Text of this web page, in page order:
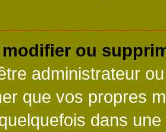
ou
administrateur
que vos propres
dans